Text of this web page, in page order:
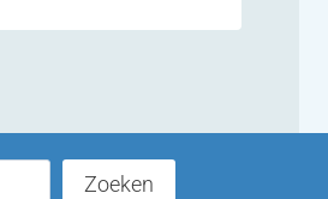
Zoeken
Zoeken